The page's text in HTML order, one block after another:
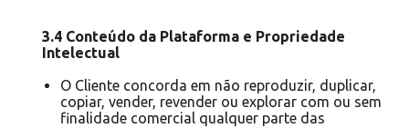
3.4 Conteúdo da Plataforma e Propriedade
Intelectual
O Cliente concorda em não reproduzir, duplicar,
copiar, vender, revender ou explorar com ou sem
finalidade comercial qualquer parte das